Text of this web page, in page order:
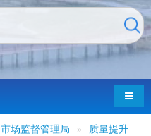
导航
市场监督管理局 »
质量提升